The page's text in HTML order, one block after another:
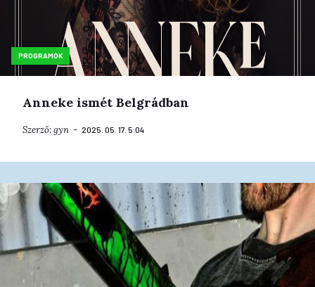
PROGRAMOK
Anneke ismét Belgrádban
Szerző:gyn 2025. 05. 17. 5:04